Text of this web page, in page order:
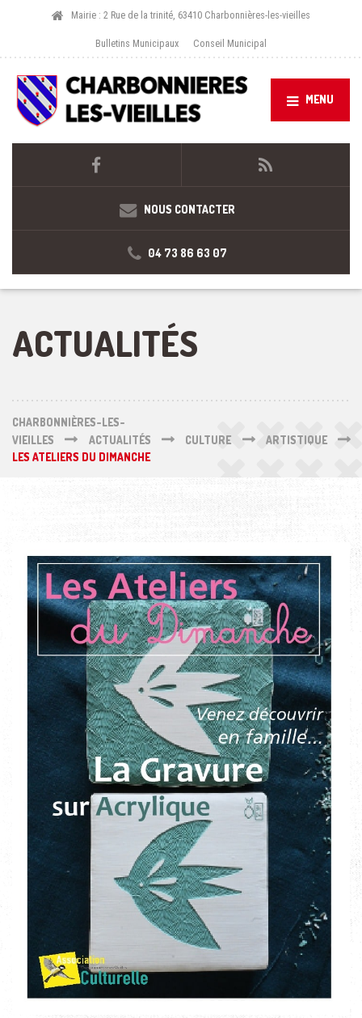
Mairie : 2 Rue de la trinité, 63410 Charbonnières-les-vieilles
Bulletins Municipaux Conseil Municipal
MENU
NOUS CONTACTER
04 73 86 63 07
ACTUALITÉS
CHARBONNIÈRES-LES-
VIEILLES
ACTUALITÉS CULTURE
ARTISTIQUE
LES ATELIERS DU DIMANCHE